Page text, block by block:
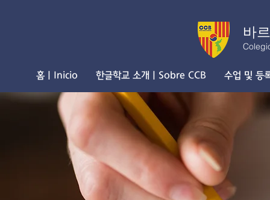
바
홈 | Inicio 한글학교 소개 | Sobre CCB 수업 및 등